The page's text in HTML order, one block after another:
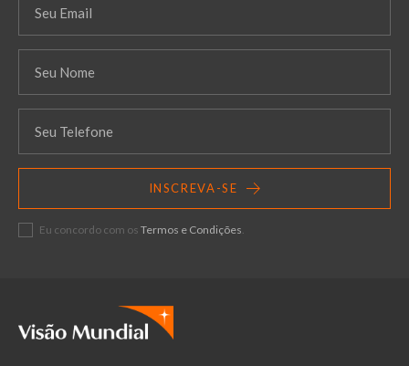
INSCREVA-SE
Eu concordo com os Termos e Condições